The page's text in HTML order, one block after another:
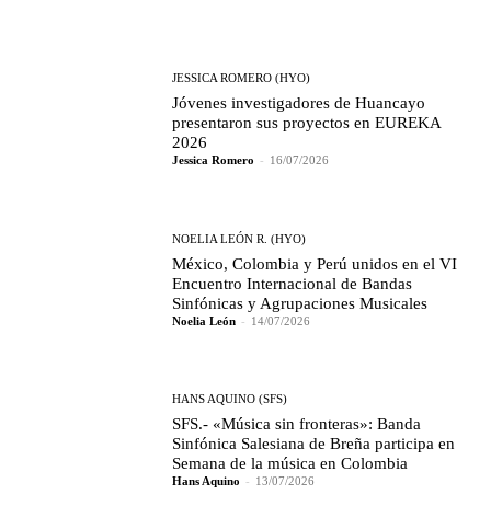
JESSICA ROMERO (HYO)
Jóvenes investigadores de Huancayo
presentaron sus proyectos en EUREKA
2026
Jessica Romero - 16/07/2026
NOELIA LEÓN R. (HYO)
México, Colombia y Perú unidos en el VI
Encuentro Internacional de Bandas
Sinfónicas y Agrupaciones Musicales
Noelia León - 14/07/2026
HANS AQUINO (SFS)
SFS.- «Música sin fronteras»: Banda
Sinfónica Salesiana de Breña participa en
Semana de la música en Colombia
Hans Aquino - 13/07/2026